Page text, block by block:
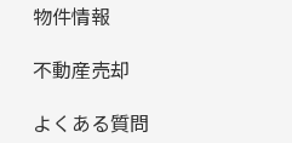
物件情報
不動産売却
よくある質問